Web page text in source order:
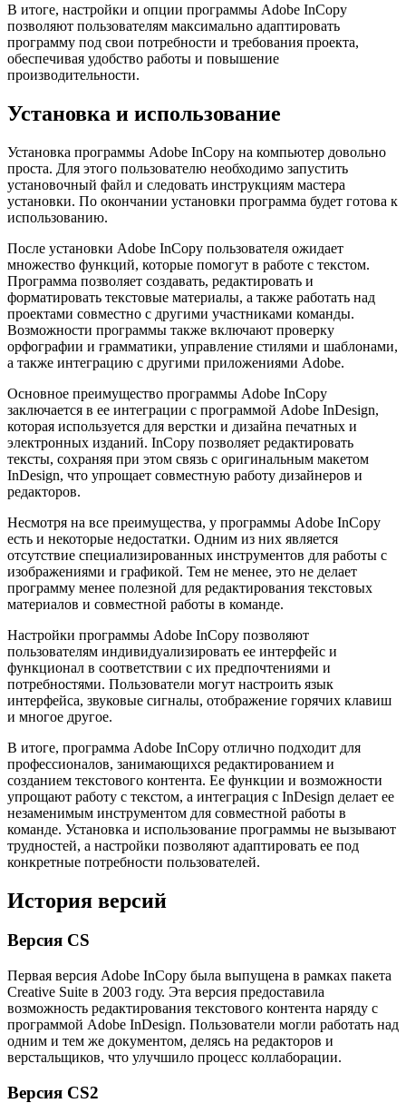
В итоге, настройки и опции программы Adobe InCopy
позволяют пользователям максимально адаптировать
программу под свои потребности и требования проекта,
обеспечивая удобство работы и повышение
производительности.
Установка и использование
Установка программы Adobe InCopy на компьютер довольно
проста. Для этого пользователю необходимо запустить
установочный файл и следовать инструкциям мастера
установки. По окончании установки программа будет готова к
использованию.
После установки Adobe InCopy пользователя ожидает
множество функций, которые помогут в работе с текстом.
Программа позволяет создавать, редактировать и
форматировать текстовые материалы, а также работать над
проектами совместно с другими участниками команды.
Возможности программы также включают проверку
орфографии и грамматики, управление стилями и шаблонами,
а также интеграцию с другими приложениями Adobe.
Основное преимущество программы Adobe InCopy
заключается в ее интеграции с программой Adobe InDesign,
которая используется для верстки и дизайна печатных и
электронных изданий. InCopy позволяет редактировать
тексты, сохраняя при этом связь с оригинальным макетом
InDesign, что упрощает совместную работу дизайнеров и
редакторов.
Несмотря на все преимущества, у программы Adobe InCopy
есть и некоторые недостатки. Одним из них является
отсутствие специализированных инструментов для работы с
изображениями и графикой. Тем не менее, это не делает
программу менее полезной для редактирования текстовых
материалов и совместной работы в команде.
Настройки программы Adobe InCopy позволяют
пользователям индивидуализировать ее интерфейс и
функционал в соответствии с их предпочтениями и
потребностями. Пользователи могут настроить язык
интерфейса, звуковые сигналы, отображение горячих клавиш
и многое другое.
В итоге, программа Adobe InCopy отлично подходит для
профессионалов, занимающихся редактированием и
созданием текстового контента. Ее функции и возможности
упрощают работу с текстом, а интеграция с InDesign делает ее
незаменимым инструментом для совместной работы в
команде. Установка и использование программы не вызывают
трудностей, а настройки позволяют адаптировать ее под
конкретные потребности пользователей.
История версий
Версия CS
Первая версия Adobe InCopy была выпущена в рамках пакета
Creative Suite в 2003 году. Эта версия предоставила
возможность редактирования текстового контента наряду с
программой Adobe InDesign. Пользователи могли работать над
одним и тем же документом, делясь на редакторов и
верстальщиков, что улучшило процесс коллаборации.
Версия CS2